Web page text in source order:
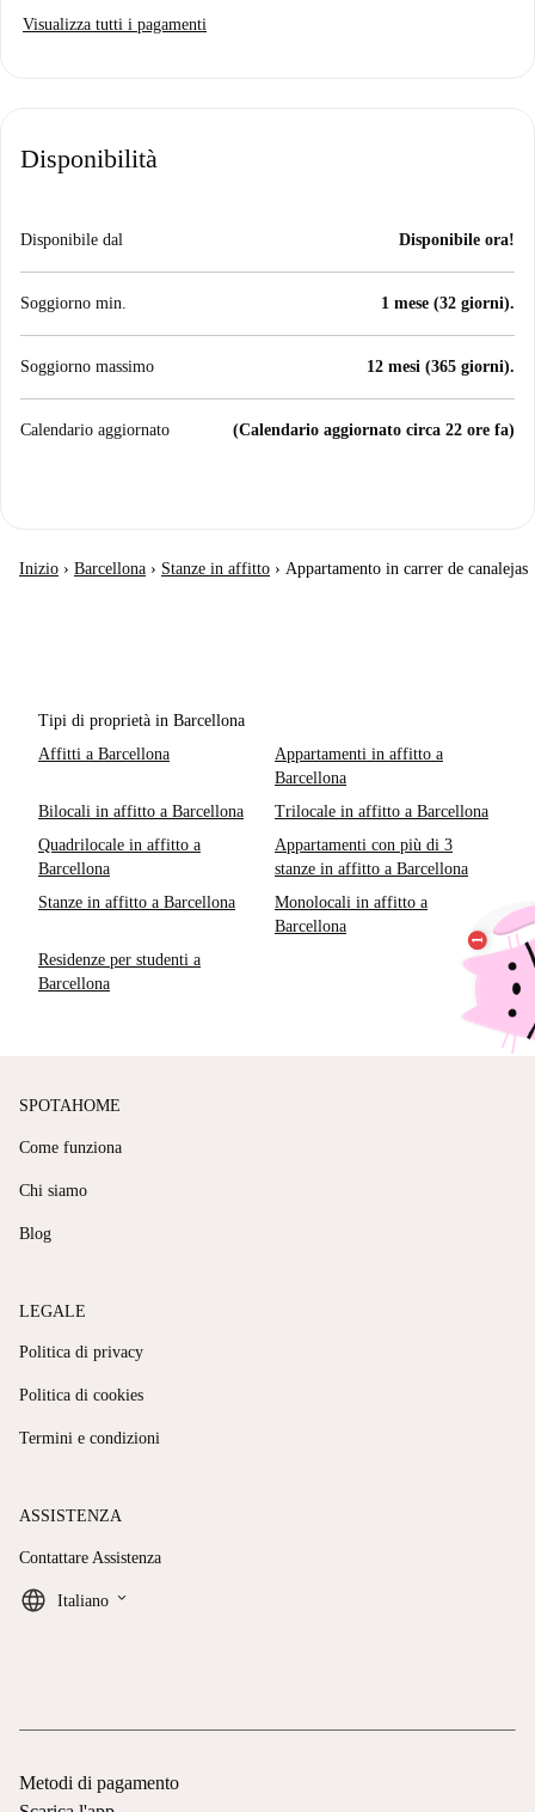
Visualizza tutti i pagamenti
Disponibilità
Disponibile dal Disponibile ora!
Soggiorno min. 1 mese (32 giorni).
Soggiorno massimo 12 mesi (365 giorni).
Calendario aggiornato (Calendario aggiornato circa 22 ore fa)
Inizio › Barcellona › Stanze in affitto › Appartamento in carrer de canalejas
Tipi di proprietà in Barcellona
Affitti a Barcellona
Appartamenti in affitto a
Barcellona
Bilocali in affitto a Barcellona
Trilocale in affitto a Barcellona
Quadrilocale in affitto a
Barcellona
Appartamenti con più di 3
stanze in affitto a Barcellona
Stanze in affitto a Barcellona
Monolocali in affitto a
Barcellona
Residenze per studenti a
Barcellona
SPOTAHOME
Come funziona
Chi siamo
Blog
LEGALE
Politica di privacy
Politica di cookies
Termini e condizioni
ASSISTENZA
Contattare Assistenza
Italiano keyboard_arrow_down
Metodi di pagamento